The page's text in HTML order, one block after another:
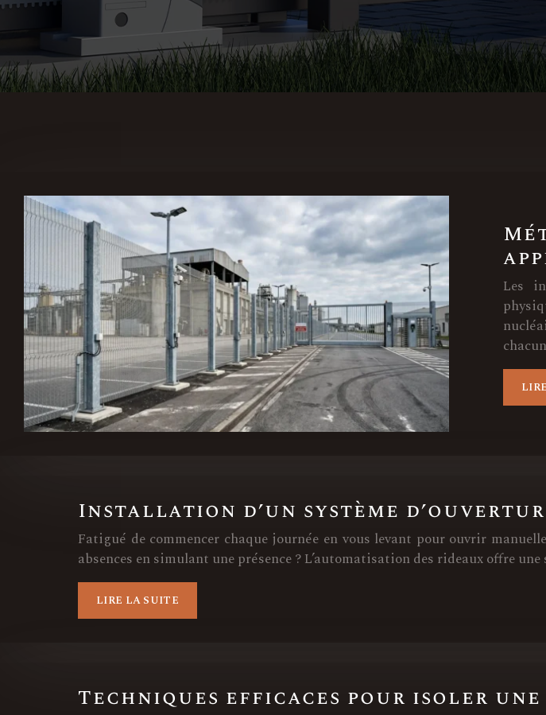
Les
Installation d’un système
Fatigué de commencer chaque journée en vous levant pour ouvrir
absences en simulant une présence ? L’automatisation des rideaux offre
LIRE LA SUITE
Techniques efficaces pour isoler une